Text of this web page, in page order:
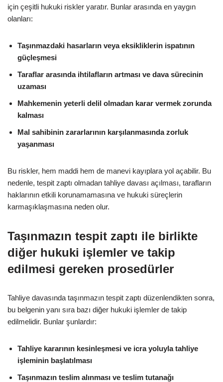
için çeşitli hukuki riskler yaratır. Bunlar arasında en yaygın
olanları:
Taşınmazdaki hasarların veya eksikliklerin ispatının
güçleşmesi
Taraflar arasında ihtilafların artması ve dava sürecinin
uzaması
Mahkemenin yeterli delil olmadan karar vermek zorunda
kalması
Mal sahibinin zararlarının karşılanmasında zorluk
yaşanması
Bu riskler, hem maddi hem de manevi kayıplara yol açabilir. Bu
nedenle, tespit zaptı olmadan tahliye davası açılması, tarafların
haklarının etkili korunamamasına ve hukuki süreçlerin
karmaşıklaşmasına neden olur.
Taşınmazın tespit zaptı ile birlikte
diğer hukuki işlemler ve takip
edilmesi gereken prosedürler
Tahliye davasında taşınmazın tespit zaptı düzenlendikten sonra,
bu belgenin yanı sıra bazı diğer hukuki işlemler de takip
edilmelidir. Bunlar şunlardır:
Tahliye kararının kesinleşmesi ve icra yoluyla tahliye
işleminin başlatılması
Taşınmazın teslim alınması ve teslim tutanağı